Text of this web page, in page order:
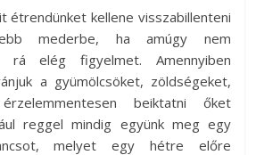
étrendünket kellene visszabillenteni
mederbe, ha amúgy nem
rá elég figyelmet. Amennyiben
a gyümölcsöket, zöldségeket,
beiktatni őket
reggel mindig együnk meg egy
melyet egy hétre előre